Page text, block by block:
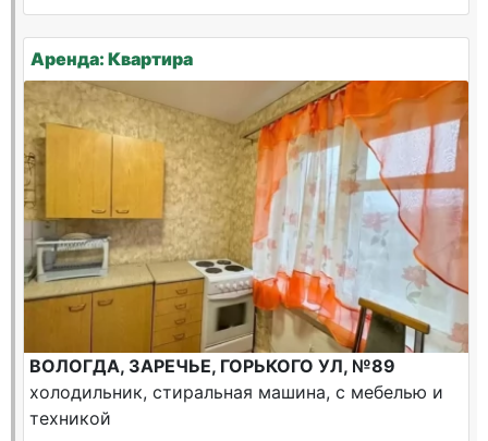
Аренда: Квартира
ВОЛОГДА, ЗАРЕЧЬЕ, ГОРЬКОГО УЛ, №89
холодильник, стиральная машина, с мебелью и
техникой